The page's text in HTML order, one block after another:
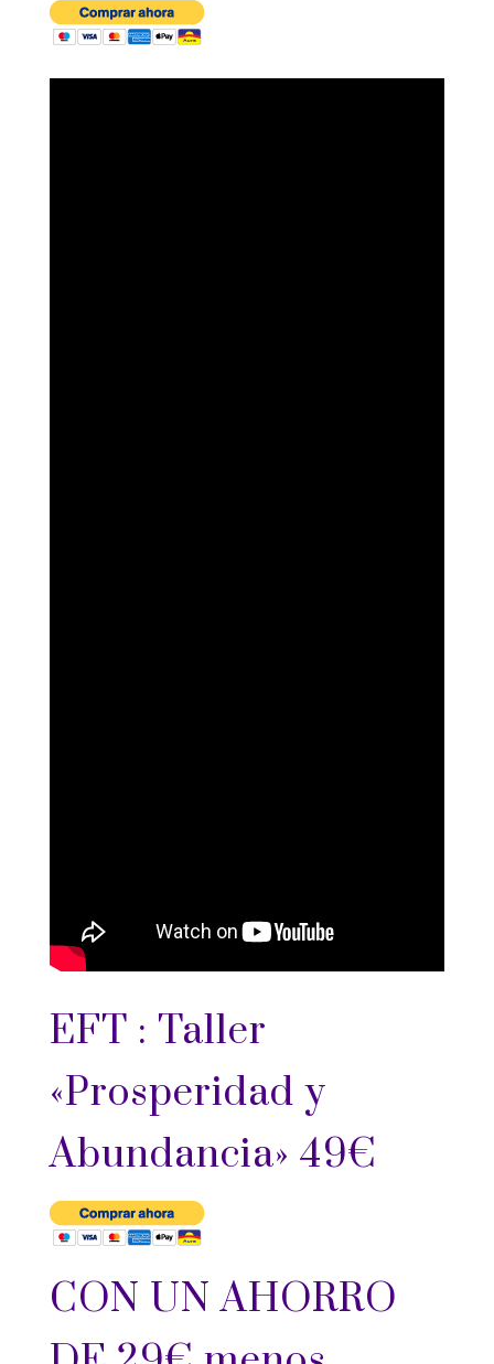
EFT : Taller
«Prosperidad y
Abundancia» 49€
CON UN AHORRO